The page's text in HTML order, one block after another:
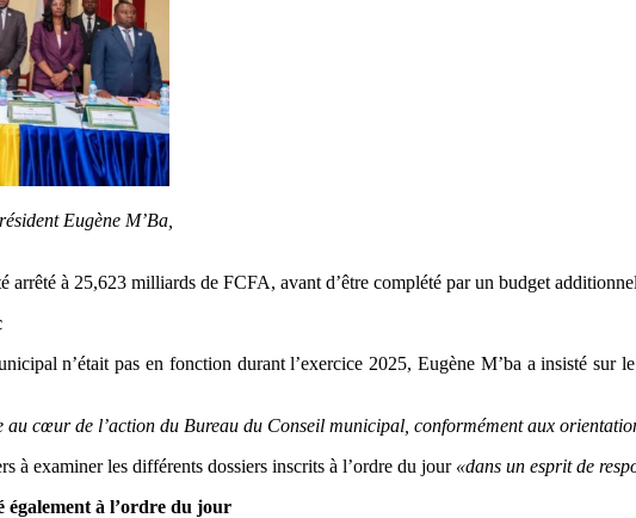
Eugène M’Ba,
arrêté à 25,623 milliards de FCFA, avant d’être complété par un budget
n’était pas en fonction durant l’exercice 2025, Eugène M’ba a insisté
cœur de l’action du Bureau du Conseil municipal, conformément aux
à examiner les différents dossiers inscrits à l’ordre du jour «dans un esprit de
également à l’ordre du jour